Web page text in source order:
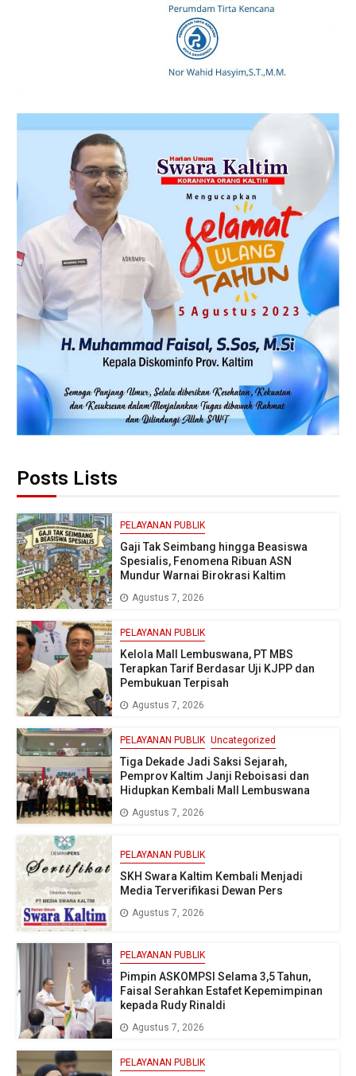
Posts Lists
PELAYANAN PUBLIK
Gaji Tak Seimbang hingga Beasiswa
Spesialis, Fenomena Ribuan ASN
Mundur Warnai Birokrasi Kaltim
Agustus 7, 2026
PELAYANAN PUBLIK
Kelola Mall Lembuswana, PT MBS
Terapkan Tarif Berdasar Uji KJPP dan
Pembukuan Terpisah
Agustus 7, 2026
PELAYANAN PUBLIK Uncategorized
Tiga Dekade Jadi Saksi Sejarah,
Pemprov Kaltim Janji Reboisasi dan
Hidupkan Kembali Mall Lembuswana
Agustus 7, 2026
PELAYANAN PUBLIK
SKH Swara Kaltim Kembali Menjadi
Media Terverifikasi Dewan Pers
Agustus 7, 2026
PELAYANAN PUBLIK
Pimpin ASKOMPSI Selama 3,5 Tahun,
Faisal Serahkan Estafet Kepemimpinan
kepada Rudy Rinaldi
Agustus 7, 2026
PELAYANAN PUBLIK